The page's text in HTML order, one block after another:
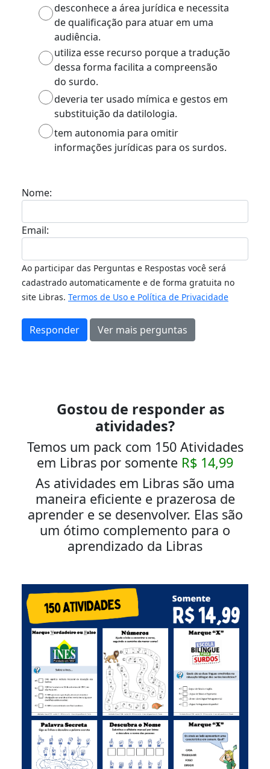
desconhece a área jurídica e necessita
de qualificação para atuar em uma
audiência.
utiliza esse recurso porque a tradução
dessa forma facilita a compreensão
do surdo.
deveria ter usado mímica e gestos em
substituição da datilologia.
tem autonomia para omitir
informações jurídicas para os surdos.
Nome:
Email:
Ao participar das Perguntas e Respostas você será
cadastrado automaticamente e de forma gratuita no
site Libras. Termos de Uso e Política de Privacidade
Responder Ver mais perguntas
Gostou de responder as
atividades?
Temos um pack com 150 Atividades
em Libras por somente R$ 14,99
As atividades em Libras são uma
maneira eficiente e prazerosa de
aprender e se desenvolver. Elas são
um ótimo complemento para o
aprendizado da Libras